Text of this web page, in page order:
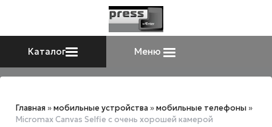
Каталог Меню
Главная »мобильные устройства »мобильные телефоны »
Micromax Canvas Selfie с очень хорошей камерой